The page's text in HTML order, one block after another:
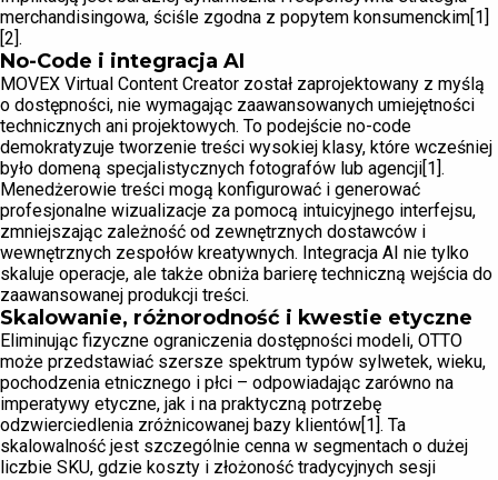
merchandisingowa, ściśle zgodna z popytem konsumenckim[1]
[2].
No-Code i integracja AI
MOVEX Virtual Content Creator został zaprojektowany z myślą
o dostępności, nie wymagając zaawansowanych umiejętności
technicznych ani projektowych. To podejście no-code
demokratyzuje tworzenie treści wysokiej klasy, które wcześniej
było domeną specjalistycznych fotografów lub agencji[1].
Menedżerowie treści mogą konfigurować i generować
profesjonalne wizualizacje za pomocą intuicyjnego interfejsu,
zmniejszając zależność od zewnętrznych dostawców i
wewnętrznych zespołów kreatywnych. Integracja AI nie tylko
skaluje operacje, ale także obniża barierę techniczną wejścia do
zaawansowanej produkcji treści.
Skalowanie, różnorodność i kwestie etyczne
Eliminując fizyczne ograniczenia dostępności modeli, OTTO
może przedstawiać szersze spektrum typów sylwetek, wieku,
pochodzenia etnicznego i płci – odpowiadając zarówno na
imperatywy etyczne, jak i na praktyczną potrzebę
odzwierciedlenia zróżnicowanej bazy klientów[1]. Ta
skalowalność jest szczególnie cenna w segmentach o dużej
liczbie SKU, gdzie koszty i złożoność tradycyjnych sesji